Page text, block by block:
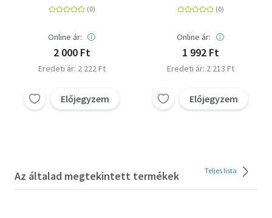
Online ár:
2 000 Ft
Eredeti ár: 2 222 Ft
Előjegyzem
Online ár:
1 992 Ft
Eredeti ár: 2 213 Ft
Előjegyzem
Az általad megtekintett termékek Teljes lista